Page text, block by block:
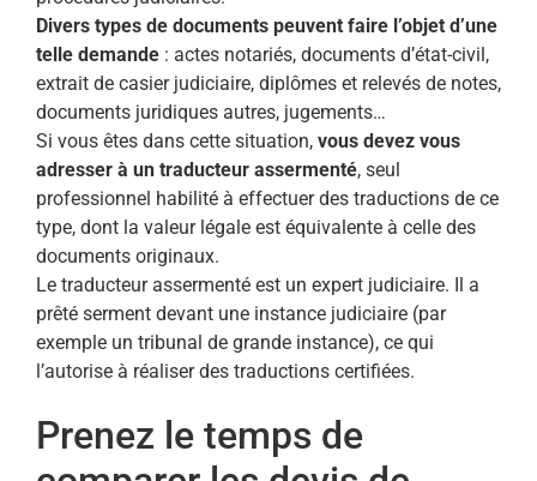
Divers types de documents peuvent faire l’objet d’une
telle demande : actes notariés, documents d’état-civil,
extrait de casier judiciaire, diplômes et relevés de notes,
documents juridiques autres, jugements…
Si vous êtes dans cette situation, vous devez vous
adresser à un traducteur assermenté, seul
professionnel habilité à effectuer des traductions de ce
type, dont la valeur légale est équivalente à celle des
documents originaux.
Le traducteur assermenté est un expert judiciaire. Il a
prêté serment devant une instance judiciaire (par
exemple un tribunal de grande instance), ce qui
l’autorise à réaliser des traductions certifiées.
Prenez le temps de